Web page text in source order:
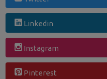
Linkedin
Instagram
Pinterest